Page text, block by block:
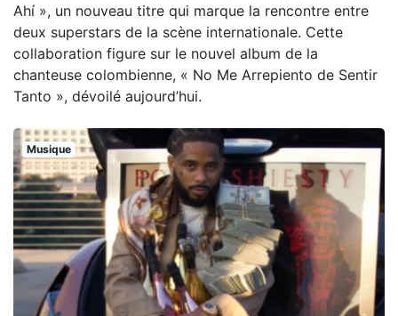
Ahí », un nouveau titre qui marque la rencontre entre
deux superstars de la scène internationale. Cette
collaboration figure sur le nouvel album de la
chanteuse colombienne, « No Me Arrepiento de Sentir
Tanto », dévoilé aujourd’hui.
Musique